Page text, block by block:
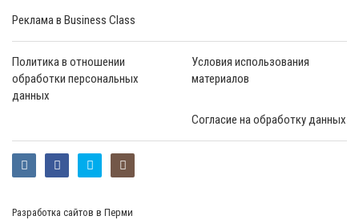
Реклама в Business Class
Политика в отношении
обработки персональных
данных
Условия использования
материалов
Согласие на обработку данных
Разработка сайтов в Перми